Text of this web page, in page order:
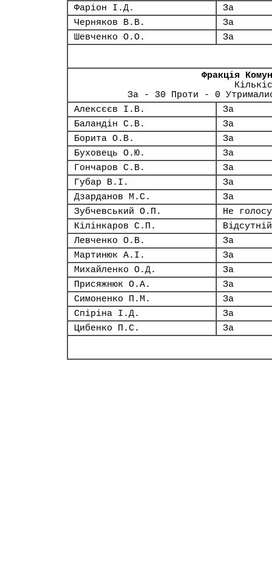
Фаріон І.Д.
За
Черняков В.В.
За
Шевченко О.О.
За
Фракція
За - 30 Проти - 0
Алексєєв І.В.
За
Баландін С.В.
За
Борита О.В.
За
Буховець О.Ю.
За
Гончаров С.В.
За
Губар В.І.
За
Дзарданов М.С.
За
Зубчевський О.П.
Не
Кілінкаров С.П.
Відсутній
Левченко О.В.
За
Мартинюк А.І.
За
Михайленко О.Д.
За
Присяжнюк О.А.
За
Симоненко П.М.
За
Спіріна І.Д.
За
Цибенко П.С.
За